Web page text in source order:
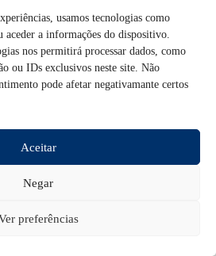
usamos tecnologias como
aceder a informações do dispositivo.
nos permitirá processar dados, como
ou IDs exclusivos neste site. Não
pode afetar negativamante certos
Aceitar
Negar
preferências